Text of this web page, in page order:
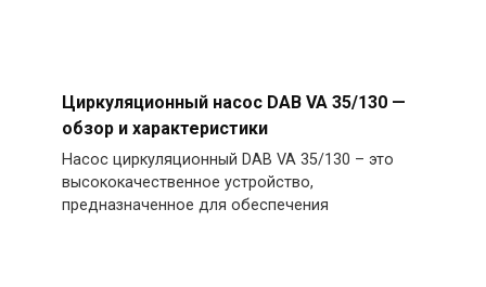
Циркуляционный насос DAB VA 35/130 —
обзор и характеристики
Насос циркуляционный DAB VA 35/130 – это
высококачественное устройство,
предназначенное для обеспечения